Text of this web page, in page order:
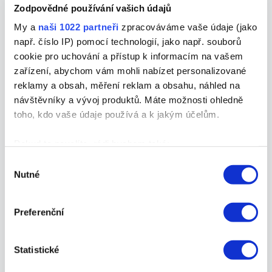
Zodpovědné používání vašich údajů
My a naši 1022 partneři zpracováváme vaše údaje (jako
např. číslo IP) pomocí technologií, jako např. souborů
cookie pro uchování a přístup k informacím na vašem
zařízení, abychom vám mohli nabízet personalizované
reklamy a obsah, měření reklam a obsahu, náhled na
návštěvníky a vývoj produktů. Máte možnosti ohledně
toho, kdo vaše údaje používá a k jakým účelům.
poloze, které mohou být přesné na několik metrů
skenování pro konkrétní charakteristiky (otisk prstu)
Zjistěte více o tom, jak zpracováváme vaše osobní
Svůj souhlas můžete kdykoliv změnit nebo odvolat v
souhlasu
Nutné
Preferenční
Statistické
Přístupnost webu: Velká změna
pro byznys, která už je tady
Tipy jak na web , tipy-rady-a-novinky ,uz-to-
vite/27. 6. 2025 / NapsalIva Vláčilová
Donedávna musely přístupnost webu ze
zákona řešit pouze weby státních
institucí. Nově, od června 2025 vstoupí v
platnost rozšíření i pro vybrané
Senát schválil český zákon o
kybernetické bezpečnosti podle
uz-to-vite